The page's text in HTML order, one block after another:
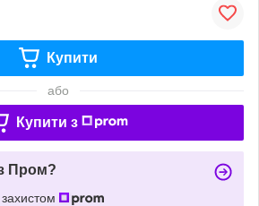
Купити
або
Купити з
Пром?